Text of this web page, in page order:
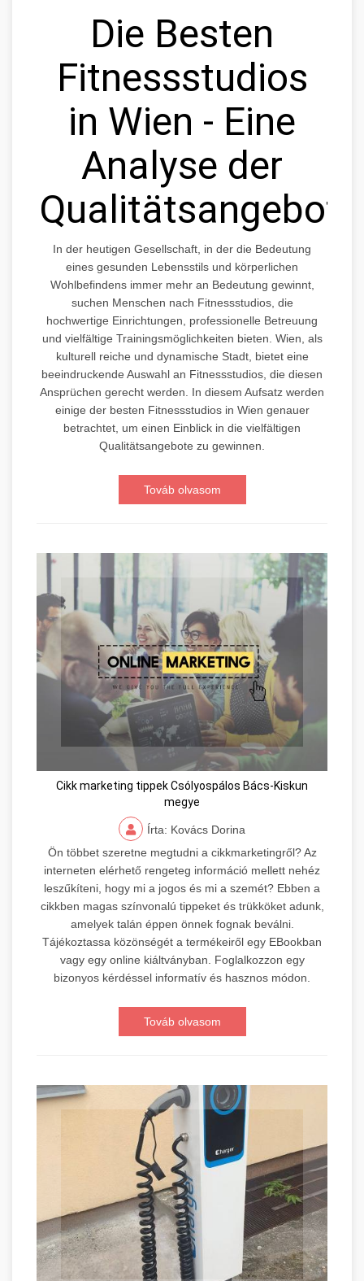
Die Besten
Fitnessstudios
in Wien - Eine
Analyse der
Qualitätsangebote
In der heutigen Gesellschaft, in der die Bedeutung
eines gesunden Lebensstils und körperlichen
Wohlbefindens immer mehr an Bedeutung gewinnt,
suchen Menschen nach Fitnessstudios, die
hochwertige Einrichtungen, professionelle Betreuung
und vielfältige Trainingsmöglichkeiten bieten. Wien, als
kulturell reiche und dynamische Stadt, bietet eine
beeindruckende Auswahl an Fitnessstudios, die diesen
Ansprüchen gerecht werden. In diesem Aufsatz werden
einige der besten Fitnessstudios in Wien genauer
betrachtet, um einen Einblick in die vielfältigen
Qualitätsangebote zu gewinnen.
Továb olvasom
Cikk marketing tippek Csólyospálos Bács-Kiskun
megye
Írta: Kovács Dorina
Ön többet szeretne megtudni a cikkmarketingről? Az
interneten elérhető rengeteg információ mellett nehéz
leszűkíteni, hogy mi a jogos és mi a szemét? Ebben a
cikkben magas színvonalú tippeket és trükköket adunk,
amelyek talán éppen önnek fognak beválni.
Tájékoztassa közönségét a termékeiről egy EBookban
vagy egy online kiáltványban. Foglalkozzon egy
bizonyos kérdéssel informatív és hasznos módon.
Továb olvasom